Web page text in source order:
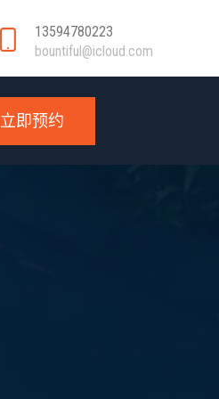
13594780223
bountiful@icloud.com
立即预约